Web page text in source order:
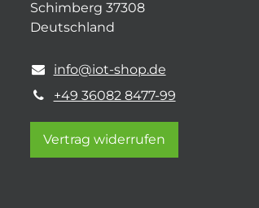
Schimberg 37308
Deutschland
info@iot-shop.de
+49 36082 8477-99
Vertrag widerrufen